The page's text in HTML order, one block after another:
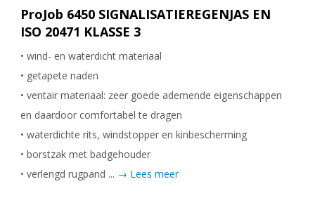
ProJob 6450 SIGNALISATIEREGENJAS EN
ISO 20471 KLASSE 3
• wind- en waterdicht materiaal
• getapete naden
• ventair materiaal: zeer goede ademende eigenschappen
en daardoor comfortabel te dragen
• waterdichte rits, windstopper en kinbescherming
• borstzak met badgehouder
• verlengd rugpand ... → Lees meer